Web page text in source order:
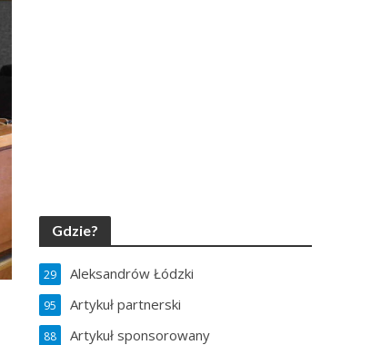
Gdzie?
Aleksandrów Łódzki
29
Artykuł partnerski
95
Artykuł sponsorowany
88